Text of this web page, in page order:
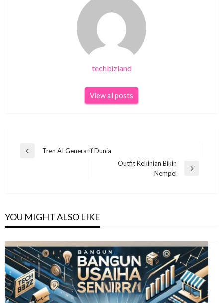
techbizland
View all posts
Navigasi
Previous
Tren AI Generatif Dunia
Outfit Kekinian Bikin
Nempel
YOU MIGHT ALSO LIKE